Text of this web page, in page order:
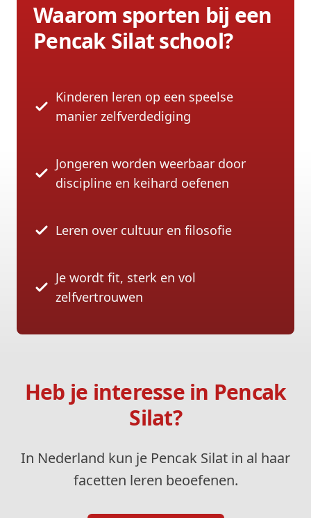
Waarom sporten bij een
Pencak Silat school?
Kinderen leren op een speelse
manier zelfverdediging
Jongeren worden weerbaar door
discipline en keihard oefenen
Leren over cultuur en filosofie
Je wordt fit, sterk en vol
zelfvertrouwen
Heb je interesse in Pencak
Silat?
In Nederland kun je Pencak Silat in al haar
facetten leren beoefenen.